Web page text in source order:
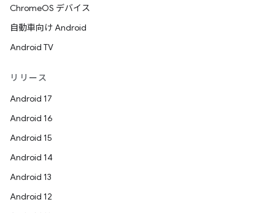
ChromeOS デバイス
自動車向け Android
Android TV
リリース
Android 17
Android 16
Android 15
Android 14
Android 13
Android 12